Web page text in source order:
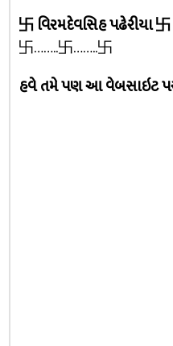
卐 વિરમદેવસિહ પઢેરીયા 卐
卐……..卐……..卐
હવે તમે પણ આ વેબસાઇટ પર